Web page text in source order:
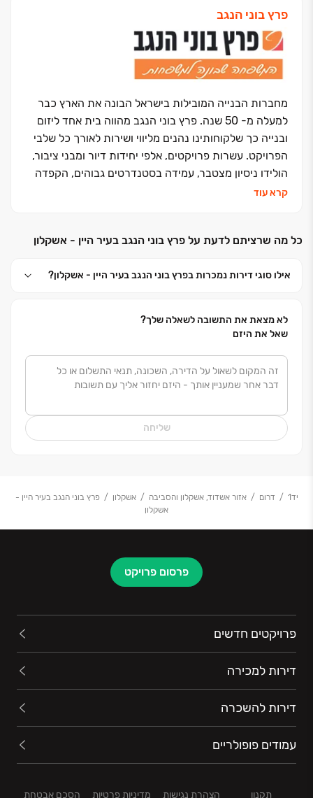
פרץ בוני הנגב
מחברות הבנייה המובילות בישראל הבונה את הארץ כבר
למעלה מ- 50 שנה. פרץ בוני הנגב מהווה בית אחד ליזום
ובנייה כך שלקוחותינו נהנים מליווי ושירות לאורך כל שלבי
הפרויקט. עשרות פרויקטים, אלפי יחידות דיור ומבני ציבור,
הולידו ניסיון מצטבר, עמידה בסטנדרטים גבוהים, הקפדה
ביזום, בתכנון, בבניה ובשירות ללקוחות, שזיכו אותנו בשם
פרץ בוני הנגב
קרא עוד
כל מה שרציתם לדעת על פרץ בוני הנגב בעיר היין - אשקלון
אילו סוגי דירות נמכרות בפרץ בוני הנגב בעיר היין - אשקלון?
לא מצאת את התשובה לשאלה שלך?
שאל את היזם
שליחה
יד1 דרום אזור אשדוד, אשקלון והסביבה אשקלון
פרץ בוני הנגב בעיר היין -
אשקלון
פרסום פרויקט
פרויקטים חדשים
דירות למכירה
דירות להשכרה
עמודים פופולריים
תקנון הצהרת נגישות מדיניות פרטיות הסכם אבטחת